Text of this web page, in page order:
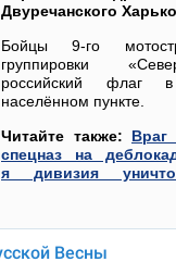
Двуречанского
Бойцы 9-го
группировки
российский флаг в
населённом пункте.
Читайте также: Враг
спецназ на
я дивизия